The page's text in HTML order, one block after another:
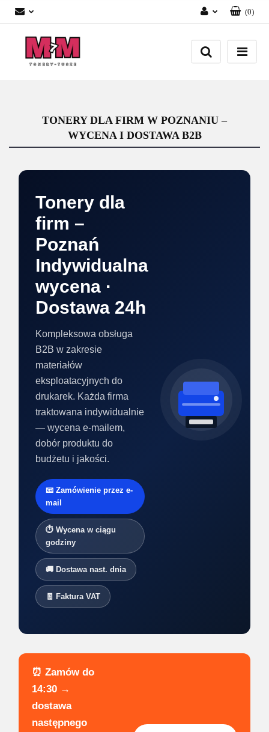
Zaloguj się
Załóż konto
(0)
TONERY DLA FIRM W POZNANIU –
WYCENA I DOSTAWA B2B
Tonery dla
firm –
Poznań
Indywidualna
wycena ·
Dostawa 24h
Kompleksowa obsługa
B2B w zakresie
materiałów
eksploatacyjnych do
drukarek. Każda firma
traktowana indywidualnie
— wycena e-mailem,
dobór produktu do
budżetu i jakości.
📧 Zamówienie przez e-
mail
⏱ Wycena w ciągu
godziny
🚚 Dostawa nast. dnia
🧾 Faktura VAT
⏰ Zamów do
14:30 →
dostawa
następnego